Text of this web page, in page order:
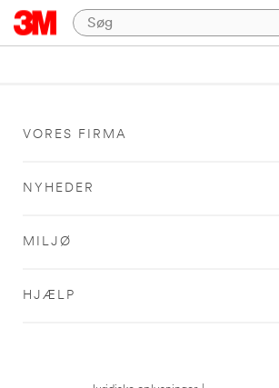
VORES FIRMA
NYHEDER
MILJØ
HJÆLP